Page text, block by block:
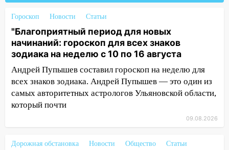
области на 9 августа
16:34 Из-за мощной непогоды в
Ульяновске отменили фестиваль «Наше
время»
16:17 Мелекесский район первым в
Ульяновской области намолотил более
100 тысяч тонн зерна
тысяч заявлений
Гороскоп Новости Статьи
"Благоприятный период для новых
начинаний: гороскоп для всех знаков
зодиака на неделю с 10 по 16 августа
Андрей Пупышев составил гороскоп на неделю для
всех знаков зодиака. Андрей Пупышев — это один из
самых авторитетных астрологов Ульяновской области,
который почти
09.08.2026
Дорожная обстановка Новости Общество
Статьи